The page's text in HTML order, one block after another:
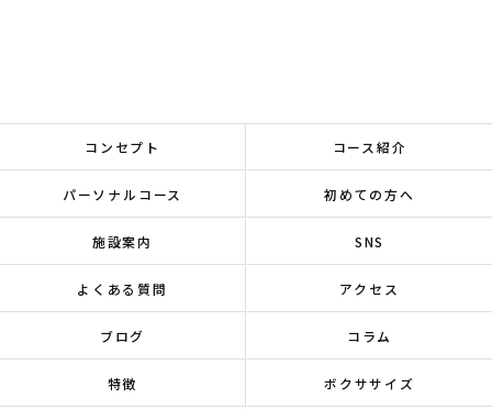
コンセプト コース紹介
パーソナルコース 初めての方へ
施設案内 SNS
よくある質問 アクセス
ブログ コラム
特徴 ボクササイズ